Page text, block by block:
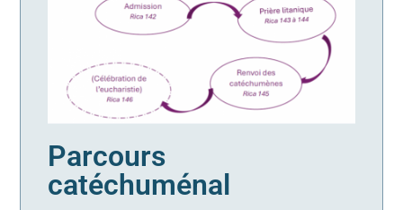
Parcours
catéchuménal